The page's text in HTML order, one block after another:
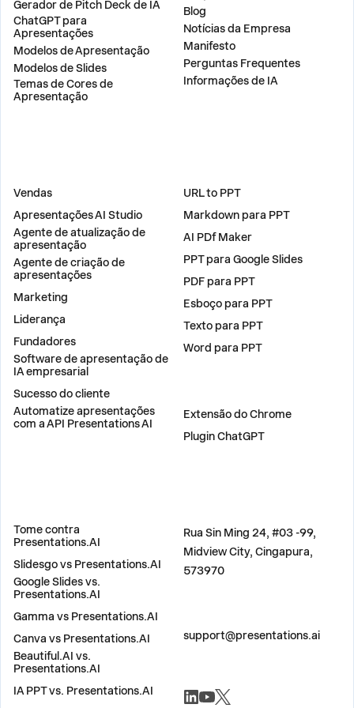
Gerador de Pitch Deck de IA
ChatGPT para
Apresentações
Modelos de Apresentação
Modelos de Slides
Temas de Cores de
Apresentação
Blog
Notícias da Empresa
Manifesto
Perguntas Frequentes
Informações de IA
Vendas
Apresentações AI Studio
Agente de atualização de
apresentação
Agente de criação de
apresentações
Marketing
Liderança
Fundadores
Software de apresentação de
IA empresarial
Sucesso do cliente
Automatize apresentações
com a API Presentations AI
URL to PPT
Markdown para PPT
AI PDf Maker
PPT para Google Slides
PDF para PPT
Esboço para PPT
Texto para PPT
Word para PPT
Extensão do Chrome
Plugin ChatGPT
Tome contra
Presentations.AI
Slidesgo vs Presentations.AI
Google Slides vs.
Presentations.AI
Gamma vs Presentations.AI
Canva vs Presentations.AI
Beautiful.AI vs.
Presentations.AI
IA PPT vs. Presentations.AI
Rua Sin Ming 24, #03 -99,
Midview City, Cingapura,
573970
support@presentations.ai